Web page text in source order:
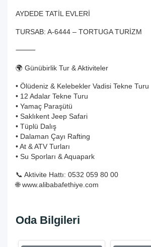
AYDEDE TATİL EVLERİ
TURSAB: A-6444 – TORTUGA TURİZM
⸻
🌍 Günübirlik Tur & Aktiviteler
• Ölüdeniz & Kelebekler Vadisi Tekne Turu
• 12 Adalar Tekne Turu
• Yamaç Paraşütü
• Saklıkent Jeep Safari
• Tüplü Dalış
• Dalaman Çayı Rafting
• At & ATV Turları
• Su Sporları & Aquapark
📞 Aktivite Hattı: 0532 059 80 00
🌐www.alibabafethiye.com
Oda Bilgileri